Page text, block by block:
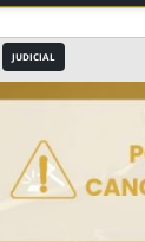
JUDICIAL